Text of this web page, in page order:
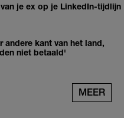
je ex op je LinkedIn-tijdlijn
andere kant van het land,
niet betaald'
MEER